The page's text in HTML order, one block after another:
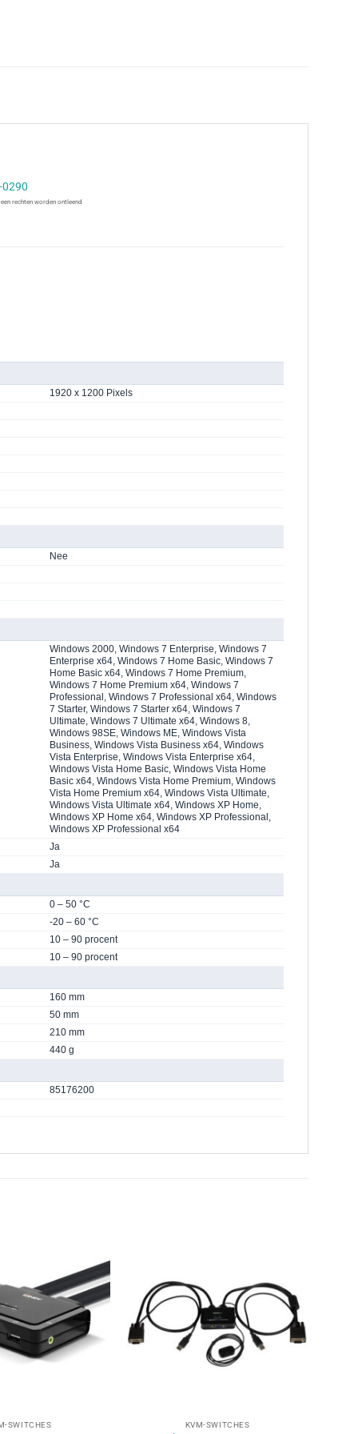
0290
rechten worden ontleend
1920 x 1200 Pixels
Nee
Windows 2000, Windows 7 Enterprise, Windows 7
Enterprise x64, Windows 7 Home Basic, Windows 7
Home Basic x64, Windows 7 Home Premium,
Windows 7 Home Premium x64, Windows 7
Professional, Windows 7 Professional x64, Windows
7 Starter, Windows 7 Starter x64, Windows 7
Ultimate, Windows 7 Ultimate x64, Windows 8,
Windows 98SE, Windows ME, Windows Vista
Business, Windows Vista Business x64, Windows
Vista Enterprise, Windows Vista Enterprise x64,
Windows Vista Home Basic, Windows Vista Home
Basic x64, Windows Vista Home Premium, Windows
Vista Home Premium x64, Windows Vista Ultimate,
Windows Vista Ultimate x64, Windows XP Home,
Windows XP Home x64, Windows XP Professional,
Windows XP Professional x64
Ja
Ja
0 – 50 °C
-20 – 60 °C
10 – 90 procent
10 – 90 procent
160 mm
50 mm
210 mm
440 g
85176200
SWITCHES KVM-SWITCHES